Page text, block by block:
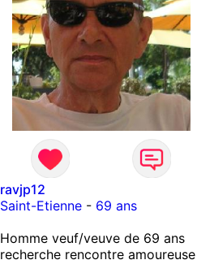
ravjp12
Saint-Etienne - 69 ans
Homme veuf/veuve de 69 ans
recherche rencontre amoureuse